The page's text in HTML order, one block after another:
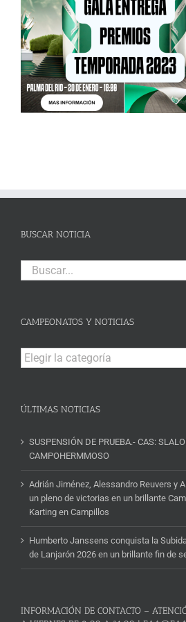
BUSCAR NOTICIA
Buscar:
CAMPEONATOS Y NOTICIAS
Campeonatos
y
ÚLTIMAS NOTICIAS
SUSPENSIÓN DE PRUEBA.- CAS:
CAMPOHERMMOSO
Adrián Jiménez, Alessandro Reuvers y
un pleno de victorias en un brillante
Karting en Campillos
Humberto Janssens conquista la
de Lanjarón 2026 en un brillante fin de
INFORMACIÓN DE CONTACTO –